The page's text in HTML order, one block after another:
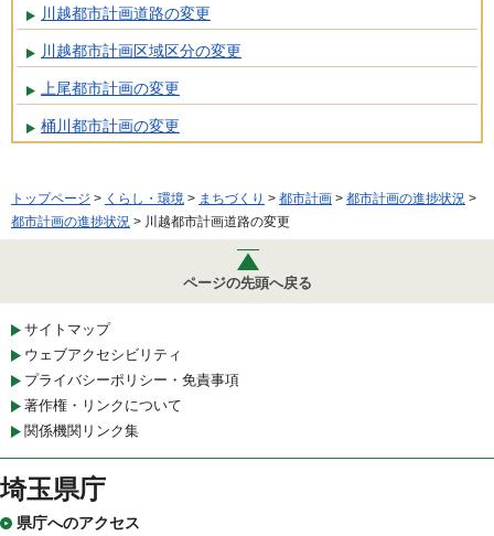
川越都市計画道路の変更
川越都市計画区域区分の変更
上尾都市計画の変更
桶川都市計画の変更
トップページ > くらし・環境 > まちづくり > 都市計画 > 都市計画の進捗状況 >
都市計画の進捗状況 > 川越都市計画道路の変更
ページの先頭へ戻る
サイトマップ
ウェブアクセシビリティ
プライバシーポリシー・免責事項
著作権・リンクについて
関係機関リンク集
埼玉県庁
県庁へのアクセス